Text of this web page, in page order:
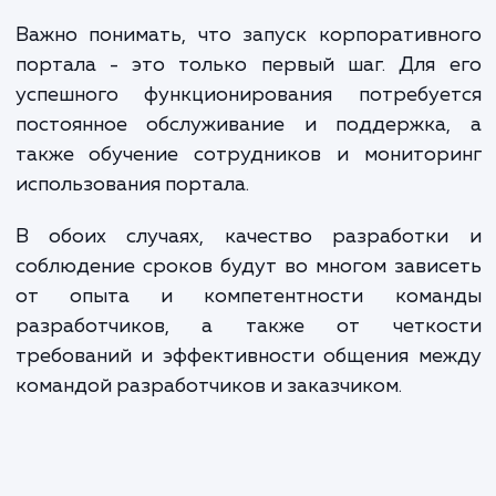
обеспечит максимальную эффективность ваших
Сколько времени
ждать?